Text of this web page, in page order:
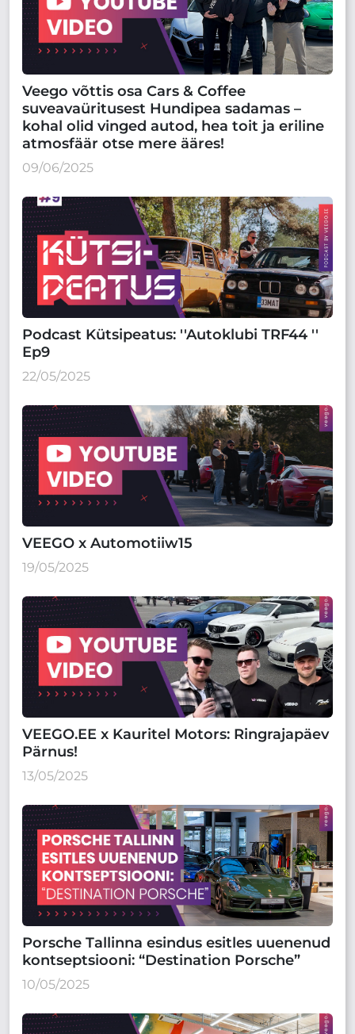
Veego võttis osa Cars & Coffee
suveavaüritusest Hundipea sadamas –
kohal olid vinged autod, hea toit ja eriline
atmosfäär otse mere ääres!
09/06/2025
Podcast Kütsipeatus: ''Autoklubi TRF44 ''
Ep9
22/05/2025
VEEGO x Automotiiw15
19/05/2025
VEEGO.EE x Kauritel Motors: Ringrajapäev
Pärnus!
13/05/2025
Porsche Tallinna esindus esitles uuenenud
kontseptsiooni: “Destination Porsche”
10/05/2025